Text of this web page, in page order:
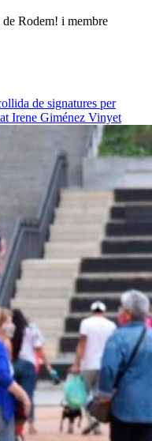
Rodem! i membre
de signatures per
Irene Giménez Vinyet